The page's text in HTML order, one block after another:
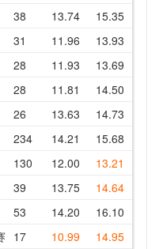
38 13.74 15.35
31 11.96 13.93
28 11.93 13.69
28 11.81 14.50
26 13.63 14.73
234 14.21 15.68
130 12.00 13.21
39 13.75 14.64
53 14.20 16.10
17 10.99 14.95